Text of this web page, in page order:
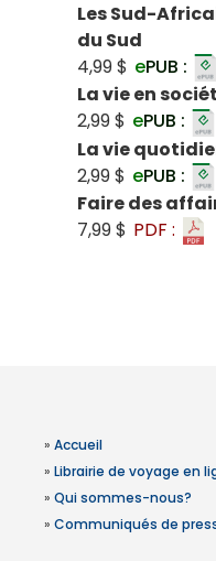
Les Sud-
du Sud
4,99 $ ePUB :
La vie en
2,99 $ ePUB :
La vie
2,99 $ ePUB :
Faire des
7,99 $ PDF :
» Accueil
» Librairie de voyage en
» Qui sommes-nous?
» Communiqués de